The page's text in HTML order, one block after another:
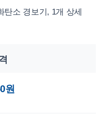
탄소 경보기, 1개 상세
원